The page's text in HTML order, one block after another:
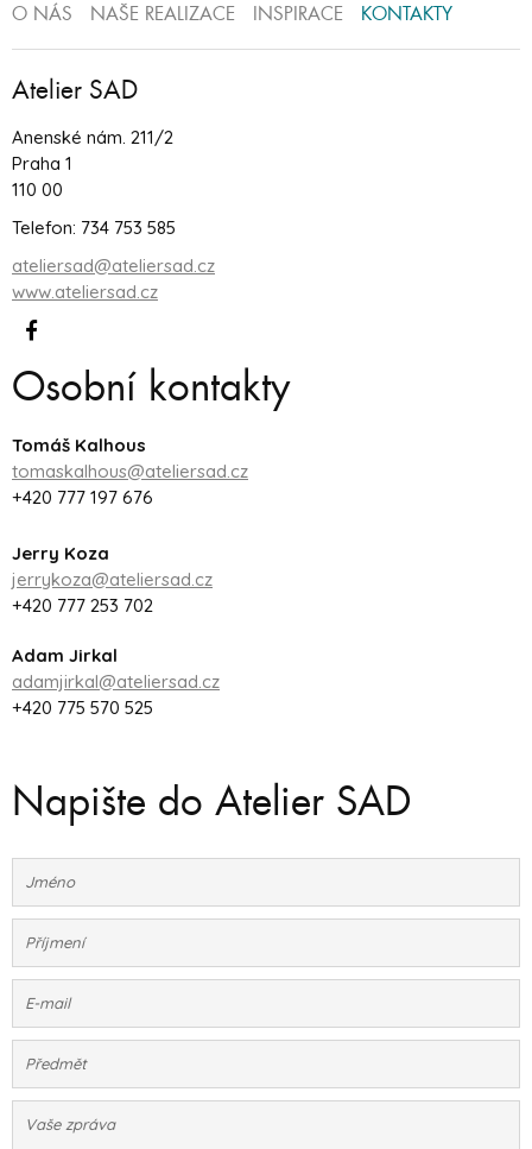
O NÁS NAŠE REALIZACE INSPIRACE KONTAKTY
Atelier SAD
Anenské nám. 211/2
Praha 1
110 00
Telefon: 734 753 585
ateliersad@ateliersad.cz
www.ateliersad.cz
Osobní kontakty
Tomáš Kalhous
tomaskalhous@ateliersad.cz
+420 777 197 676
Jerry Koza
jerrykoza@ateliersad.cz
+420 777 253 702
Adam Jirkal
adamjirkal@ateliersad.cz
+420 775 570 525
Napište do Atelier SAD